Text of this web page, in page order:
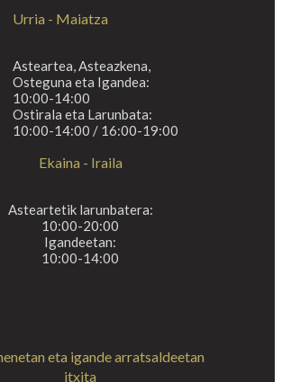
Urria - Maiatza
Asteartea, Asteazkena,
Osteguna eta Igandea:
10:00-14:00
Ostirala eta Larunbata:
10:00-14:00 / 16:00-19:00
Ekaina - Iraila
Asteartetik larunbatera:
10:00-20:00
Igandeetan:
10:00-14:00
eta igande arratsaldeetan
itxita